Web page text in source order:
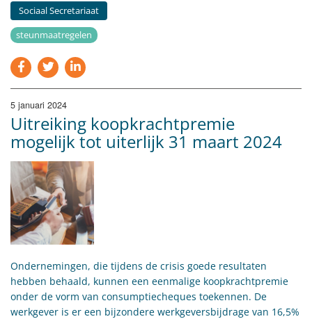
Sociaal Secretariaat
steunmaatregelen
5 januari 2024
Uitreiking koopkrachtpremie
mogelijk tot uiterlijk 31 maart 2024
Ondernemingen, die tijdens de crisis goede resultaten
hebben behaald, kunnen een eenmalige koopkrachtpremie
onder de vorm van consumptiecheques toekennen. De
werkgever is er een bijzondere werkgeversbijdrage van 16,5%